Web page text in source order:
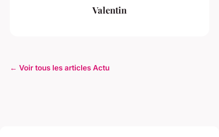
Valentin
← Voir tous les articles Actu